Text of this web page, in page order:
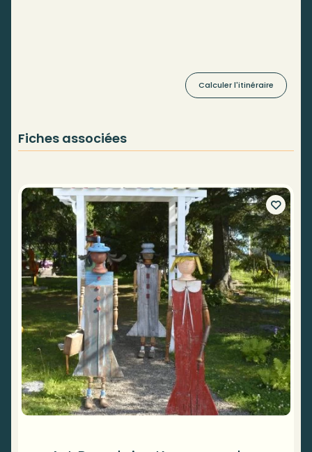
Calculer l'itinéraire
Fiches associées